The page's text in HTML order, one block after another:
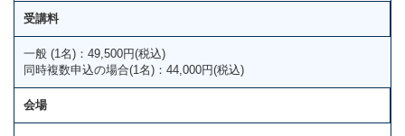
受講料
一般 (1名)：49,500円(税込)
同時複数申込の場合(1名)：44,000円(税込)
会場